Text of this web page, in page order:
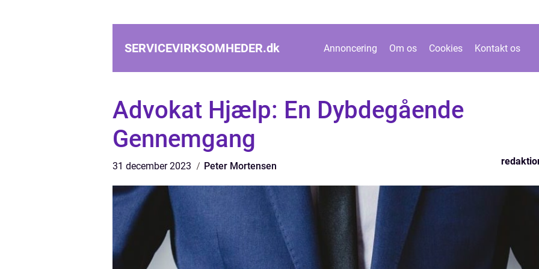
SERVICEVIRKSOMHEDER.dk Annoncering Om os Cookies Kontakt os
Advokat Hjælp: En Dybdegående
Gennemgang
31 december 2023 Peter Mortensen